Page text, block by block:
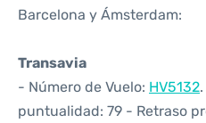
Barcelona y Ámsterdam:
Transavia
- Número de Vuelo: HV5132
puntualidad: 79 - Retraso